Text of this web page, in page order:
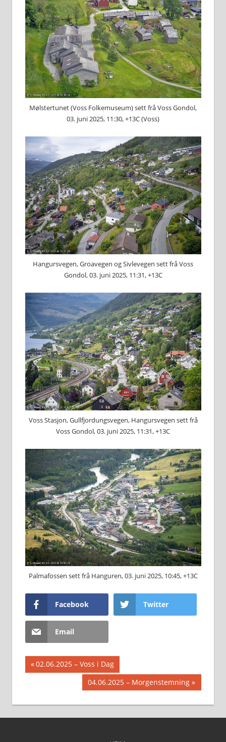
Mølstertunet (Voss Folkemuseum) sett frå Voss Gondol,
03. juni 2025, 11:30, +13C (Voss)
Hangursvegen, Groavegen og Sivlevegen sett frå Voss
Gondol, 03. juni 2025, 11:31, +13C
Voss Stasjon, Gullfjordungsvegen, Hangursvegen sett frå
Voss Gondol, 03. juni 2025, 11:31, +13C
Palmafossen sett frå Hanguren, 03. juni 2025, 10:45, +13C
Facebook Twitter
Email
Innleggsnavigasjon
Previous
Post:
02.06.2025 – Voss i Dag
Next
Post:
04.06.2025 – Morgenstemning